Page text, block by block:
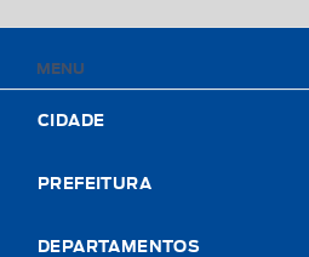
MENU
CIDADE
PREFEITURA
DEPARTAMENTOS